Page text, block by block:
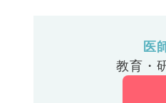
医
教育・